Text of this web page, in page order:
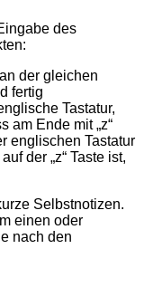
des
der gleichen
fertig
Tastatur,
am Ende mit „z“
englischen Tastatur
der „z“ Taste ist,
Selbstnotizen.
einen oder
nach den